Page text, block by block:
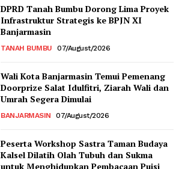
DPRD Tanah Bumbu Dorong Lima Proyek
Infrastruktur Strategis ke BPJN XI
Banjarmasin
TANAH BUMBU 07/August/2026
Wali Kota Banjarmasin Temui Pemenang
Doorprize Salat Idulfitri, Ziarah Wali dan
Umrah Segera Dimulai
BANJARMASIN 07/August/2026
Peserta Workshop Sastra Taman Budaya
Kalsel Dilatih Olah Tubuh dan Sukma
untuk Menghidupkan Pembacaan Puisi